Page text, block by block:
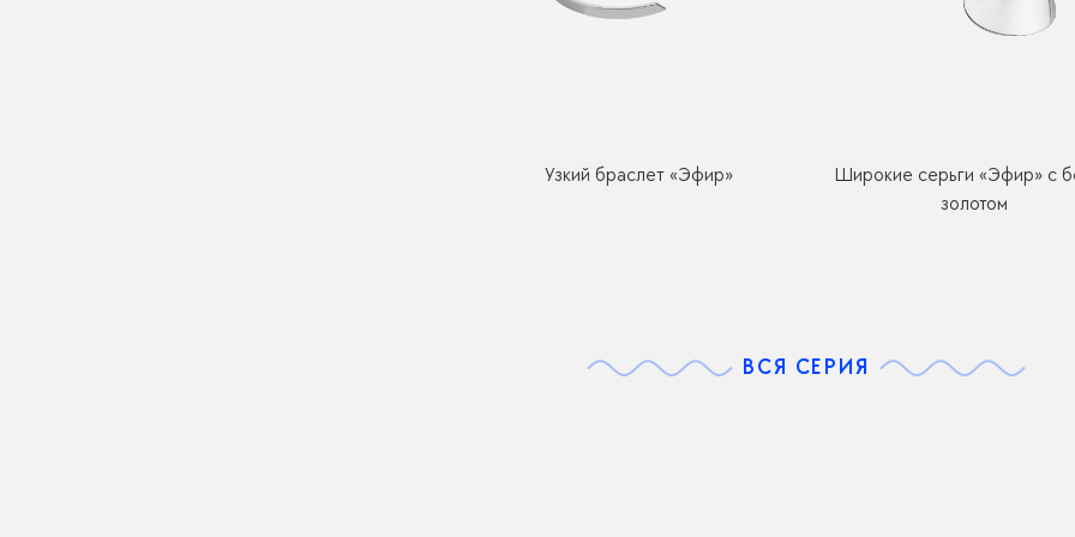
Узкий браслет «Эфир»
Широкие серьги «Эфир» с
золотом
ВСЯ СЕРИЯ